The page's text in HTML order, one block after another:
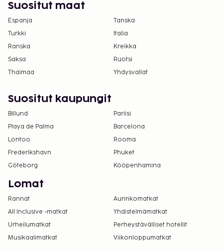
Suositut maat
Espanja
Tanska
Turkki
Italia
Ranska
Kreikka
Saksa
Ruotsi
Thaimaa
Yhdysvallat
Suositut kaupungit
Billund
Pariisi
Playa de Palma
Barcelona
Lontoo
Rooma
Frederikshavn
Phuket
Göteborg
Kööpenhamina
Lomat
Rannat
Aurinkomatkat
All Inclusive -matkat
Yhdistelmämatkat
Urheilumatkat
Perheystävälliset hotellit
Musikaalimatkat
Viikonloppumatkat